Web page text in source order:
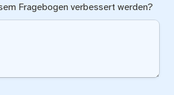
Fragebogen verbessert werden?